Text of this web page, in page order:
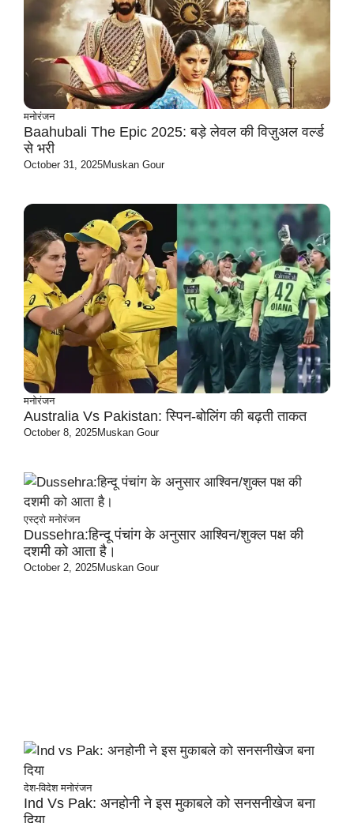
मनोरंजन
Baahubali The Epic 2025: बड़े लेवल की विज़ुअल वर्ल्ड
से भरी
October 31, 2025Muskan Gour
मनोरंजन
Australia Vs Pakistan: स्पिन-बोलिंग की बढ़ती ताकत
October 8, 2025Muskan Gour
एस्ट्रो मनोरंजन
Dussehra:हिन्दू पंचांग के अनुसार आश्विन/शुक्ल पक्ष की
दशमी को आता है।
October 2, 2025Muskan Gour
देश-विदेश मनोरंजन
Ind Vs Pak: अनहोनी ने इस मुकाबले को सनसनीखेज बना
दिया